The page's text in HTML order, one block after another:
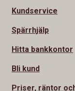
Kundservice
Spärrhjälp
Hitta bankkontor
Bli kund
Priser, räntor